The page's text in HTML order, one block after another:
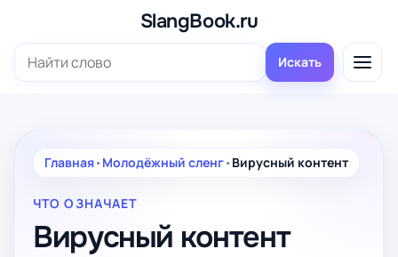
содержимому
SlangBook.ru
Поиск: Искать
Главная• Молодёжный сленг• Вирусный контент
ЧТО ОЗНАЧАЕТ
Вирусный контент